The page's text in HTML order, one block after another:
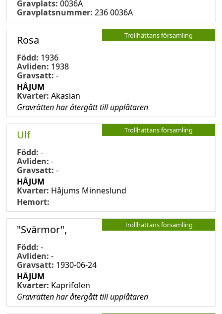
Gravplats: 0036A
Gravplatsnummer: 236 0036A
Trollhättans församling
Rosa
Född: 1936
Avliden: 1938
Gravsatt: -
HÅJUM
Kvarter: Akasian
Gravrätten har återgått till upplåtaren
Trollhättans församling
Ulf
Född: -
Avliden: -
Gravsatt: -
HÅJUM
Kvarter: Håjums Minneslund
Hemort:
Trollhättans församling
"Svärmor",
Född: -
Avliden: -
Gravsatt: 1930-06-24
HÅJUM
Kvarter: Kaprifolen
Gravrätten har återgått till upplåtaren